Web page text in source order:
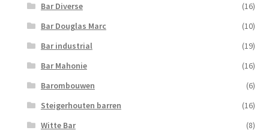
Bar Diverse
(16)
Bar Douglas Marc
(10)
Bar industrial
(19)
Bar Mahonie
(16)
Barombouwen
(6)
Steigerhouten barren
(16)
Witte Bar
(8)